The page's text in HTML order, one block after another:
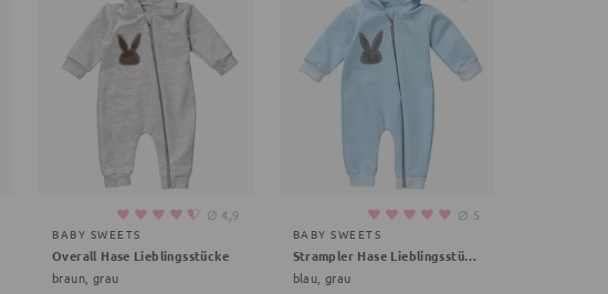
⌀ 4,9
BABY SWEETS
Overall Hase Lieblingsstücke
braun, grau
⌀ 5
BABY SWEETS
Strampler Hase Lieblingsstücke
blau, grau